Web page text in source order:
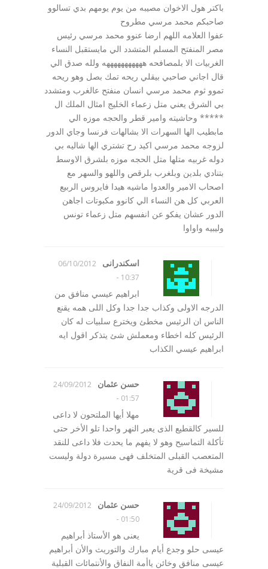
باكتر هول الاخوان مصيبه من يوم يومهم بدي تسالوو
صاحبكم محمد مرسي مطروح
عفوا العلامه اللهم ارضا عنوو محمد مرسي رئيس
مصر المنفتح المسلم المتشدد الي مايستقبل النساء
الغربيات الا بلمصافحه هههههههههههه ولله صدق الي
قال اجاني صاحبي بيقلي ريحه تمك بصل وهو ريحه
تموو ثوم محمد مرسي انسان منفتح عالغرب ومتشدد
بي الشرق يعني متل زعماء الخليج امثال الملك ال
***** وحاشيته وامير قطر والحجه موزه الي
مابطيب الها السهرات الا بشالهات فرنسا وجاي الدور
لزوجه محمد مرسي اكيد رح تشتري الها شاليه بي
دوله غربيه متلها متل الحجه موزه بلشرق الاوسط
بتنادي بلدين وبلغرب بلرقص واللهو والسهر مع
اصحاب الامير والعدوا ماشيه هيدا فايروس الربيع
العربي كل هن النساء الي كانوو مكبوتات اجاهن
الدور عشان يفكو عن انفسهم متل زعماء تونس
وليبيه واواوا
اسكندرانى
06/10/2012
10:37
-
ابراهيم عيسي منافق من
الدرجه الاولى وكذاب جدا جدا وكل اللى همه يقنع
الناس ان الرئيس مخطئ ويخترع سلبيات له كان
الرئيس كله اخطاء ومعملش شئ يتذكر اقول ايه
ابراهيم عيسي الكذاب
حسن عثمان
24/09/2012
01:57
-
مهلا أيها الملتحون لا داعى
للسير كالقطيع الذى يعبر النهر واحدا تلو الأخر حتى
تأكلة التماسيح وهو لا يفهم ما يحدث فلا داعى للنقد
المتعصب القبلى المتخلف فهى مسيرة دولة وليست
مشيخة فى قرية
حسن عثمان
24/09/2012
01:50
-
يعنى هو الأستاذ أبراهيم
عيسى حلو وجدع أيام مبارك والتوريث والأن أبراهيم
عيسى منافق وخائن ياأمة النفاق والأنتمائات القبلية